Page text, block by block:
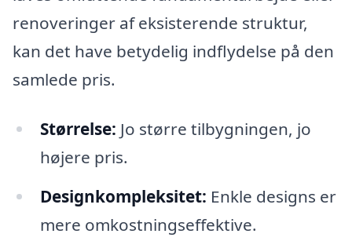
renoveringer af eksisterende struktur,
kan det have betydelig indflydelse på den
samlede pris.
Størrelse: Jo større tilbygningen, jo
højere pris.
Designkompleksitet: Enkle designs er
mere omkostningseffektive.